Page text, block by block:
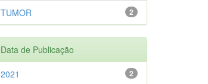
2
TUMOR
Data de Publicação
2
2021